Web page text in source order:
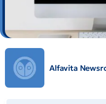
Alfavita